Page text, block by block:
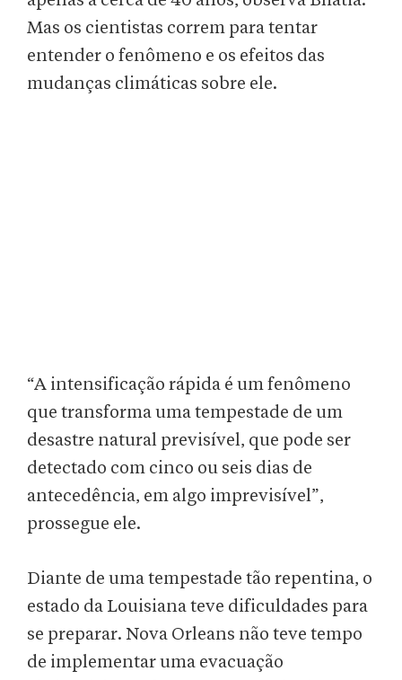
Mas os cientistas correm para tentar
entender o fenômeno e os efeitos das
mudanças climáticas sobre ele.
“A intensificação rápida é um fenômeno
que transforma uma tempestade de um
desastre natural previsível, que pode ser
detectado com cinco ou seis dias de
antecedência, em algo imprevisível”,
prossegue ele.
Diante de uma tempestade tão repentina, o
estado da Louisiana teve dificuldades para
se preparar. Nova Orleans não teve tempo
de implementar uma evacuação